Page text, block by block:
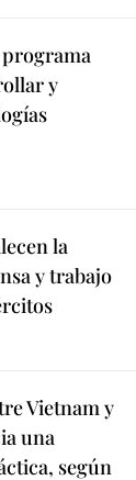
y
la
y trabajo
Vietnam y
una
según